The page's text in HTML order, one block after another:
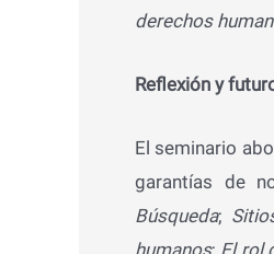
derechos
Reflexión y
El seminario
garantías de
Búsqueda;